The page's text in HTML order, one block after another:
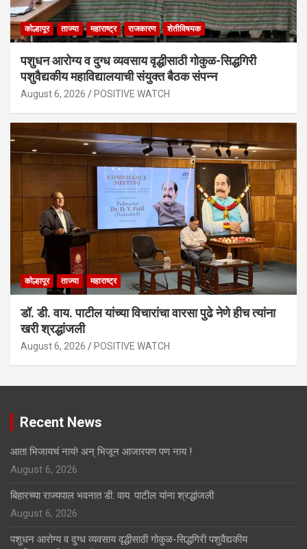
कोल्हापूर ताज्या महाराष्ट्र राजकारण शेतीविषयक
पशुधन आरोग्य व दुग्ध व्यवसाय वृद्धीसाठी गोकुळ-सिद्धगिरी
पशुवैद्यकीय महाविद्यालयाची संयुक्त बैठक संपन्न
August 6, 2026 POSITIVE WATCH
कोल्हापूर ताज्या महाराष्ट्र
डॉ. डी. वाय. पाटील यांच्या विचारांचा वारसा पुढे नेणे हीच त्यांना
खरी श्रद्धांजली
August 6, 2026 POSITIVE WATCH
Recent News
आता भिजायचं नायं! अन् भिजून आजारपण पण नाय !
August 6, 2026
बिहारच्या राज्यपाल भवनात डी. वाय. पाटील यांना श्रद्धांजली
August 6, 2026
पशुधन आरोग्य व दुग्ध व्यवसाय वृद्धीसाठी गोकुळ-सिद्धगिरी पशुवैद्यकीय